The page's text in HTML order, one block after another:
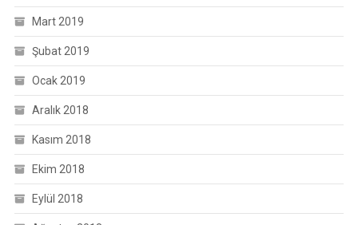
Mart 2019
Şubat 2019
Ocak 2019
Aralık 2018
Kasım 2018
Ekim 2018
Eylül 2018